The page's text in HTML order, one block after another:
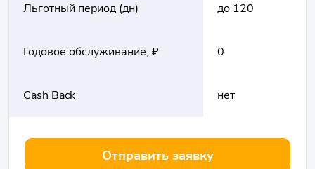
Льготный период (дн) до 120
Годовое обслуживание, ₽ 0
Cash Back нет
Отправить заявку